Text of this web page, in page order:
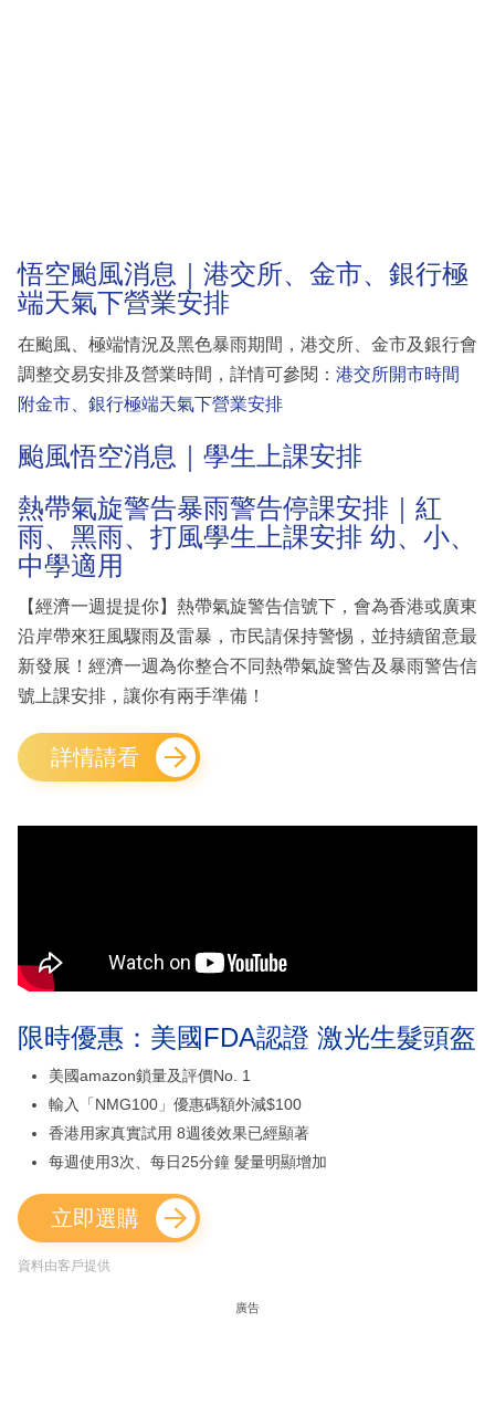
悟空颱風消息｜港交所、金市、銀行極
端天氣下營業安排
在颱風、極端情況及黑色暴雨期間，港交所、金市及銀行會
調整交易安排及營業時間，詳情可參閱： 港交所開市時間
附金市、銀行極端天氣下營業安排
颱風悟空消息｜學生上課安排
熱帶氣旋警告暴雨警告停課安排｜紅
雨、黑雨、打風學生上課安排 幼、小、
中學適用
【經濟一週提提你】熱帶氣旋警告信號下，會為香港或廣東
沿岸帶來狂風驟雨及雷暴，市民請保持警惕，並持續留意最
新發展！經濟一週為你整合不同熱帶氣旋警告及暴雨警告信
號上課安排，讓你有兩手準備！
詳情請看
限時優惠：美國FDA認證 激光生髮頭盔
美國amazon鎖量及評價No. 1
輸入「NMG100」優惠碼額外減$100
香港用家真實試用 8週後效果已經顯著
每週使用3次、每日25分鐘 髮量明顯增加
立即選購
資料由客戶提供
廣告